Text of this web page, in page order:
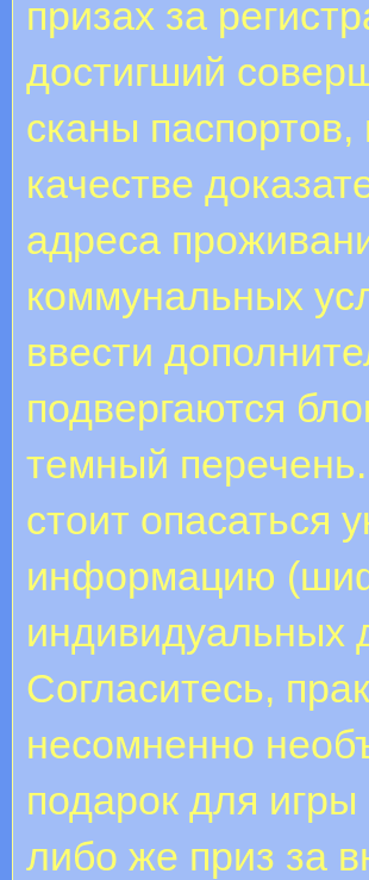
призах за
достигший
сканы паспортов,
качестве
адреса
коммунальных
ввести
подвергаются
темный
стоит опасаться
информацию
индивидуальных
Согласитесь,
несомненно
подарок для
либо же приз за